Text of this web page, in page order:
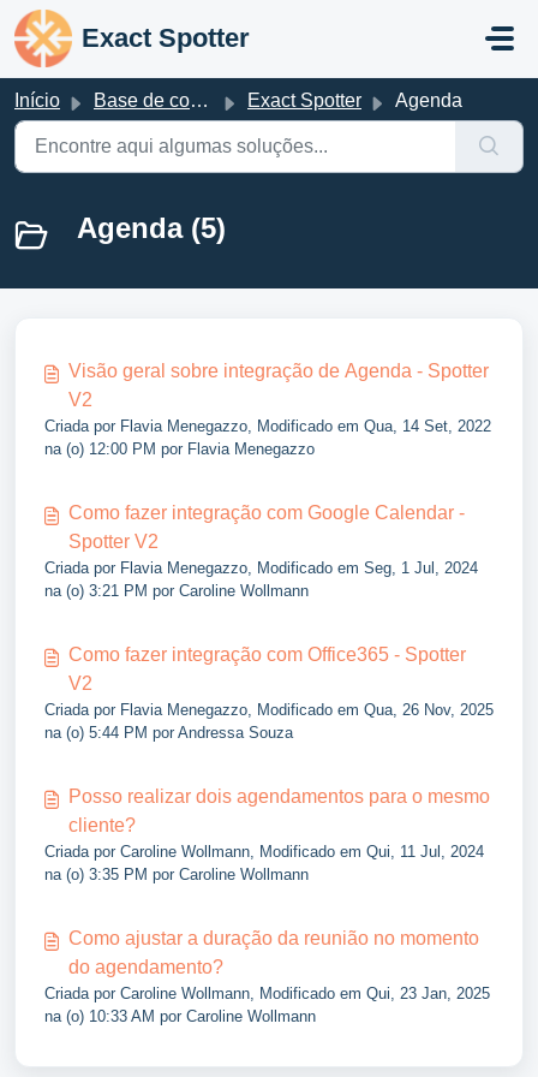
Ir para o conteúdo principal
Exact Spotter
Início Base de conhecimento Exact Spotter Agenda
Agenda (5)
Visão geral sobre integração de Agenda - Spotter
V2
Criada por Flavia Menegazzo, Modificado em Qua, 14 Set, 2022
na (o) 12:00 PM por Flavia Menegazzo
Como fazer integração com Google Calendar -
Spotter V2
Criada por Flavia Menegazzo, Modificado em Seg, 1 Jul, 2024
na (o) 3:21 PM por Caroline Wollmann
Como fazer integração com Office365 - Spotter
V2
Criada por Flavia Menegazzo, Modificado em Qua, 26 Nov, 2025
na (o) 5:44 PM por Andressa Souza
Posso realizar dois agendamentos para o mesmo
cliente?
Criada por Caroline Wollmann, Modificado em Qui, 11 Jul, 2024
na (o) 3:35 PM por Caroline Wollmann
Como ajustar a duração da reunião no momento
do agendamento?
Criada por Caroline Wollmann, Modificado em Qui, 23 Jan, 2025
na (o) 10:33 AM por Caroline Wollmann